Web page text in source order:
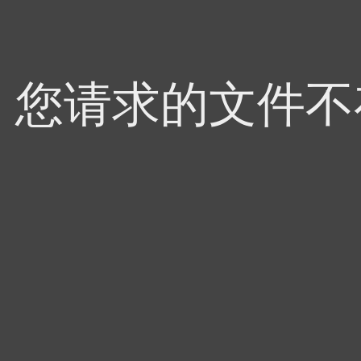
您请求的文件